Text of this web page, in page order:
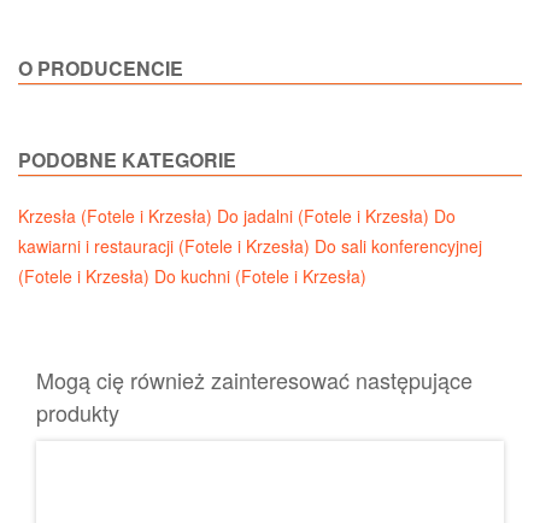
O PRODUCENCIE
PODOBNE KATEGORIE
Krzesła (Fotele i Krzesła) Do jadalni (Fotele i Krzesła) Do
kawiarni i restauracji (Fotele i Krzesła) Do sali konferencyjnej
(Fotele i Krzesła) Do kuchni (Fotele i Krzesła)
Mogą cię również zainteresować następujące
produkty